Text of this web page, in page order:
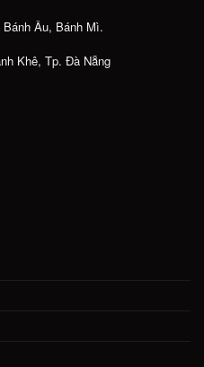
Âu, Bánh Mì.
Khê, Tp. Đà Nẵng